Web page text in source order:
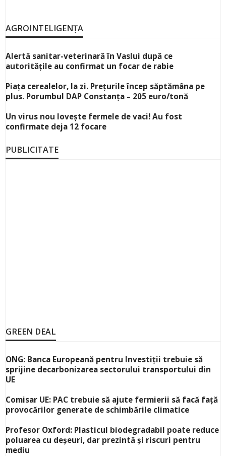
AGROINTELIGENȚA
Alertă sanitar-veterinară în Vaslui după ce
autoritățile au confirmat un focar de rabie
Piața cerealelor, la zi. Prețurile încep săptămâna pe
plus. Porumbul DAP Constanța – 205 euro/tonă
Un virus nou lovește fermele de vaci! Au fost
confirmate deja 12 focare
PUBLICITATE
GREEN DEAL
ONG: Banca Europeană pentru Investiții trebuie să
sprijine decarbonizarea sectorului transportului din
UE
Comisar UE: PAC trebuie să ajute fermierii să facă față
provocărilor generate de schimbările climatice
Profesor Oxford: Plasticul biodegradabil poate reduce
poluarea cu deșeuri, dar prezintă și riscuri pentru
mediu